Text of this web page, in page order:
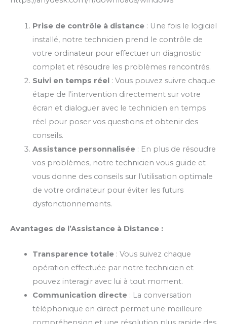
Prise de contrôle à distance: Une fois le logiciel
installé, notre technicien prend le contrôle de
votre ordinateur pour effectuer un diagnostic
complet et résoudre les problèmes rencontrés.
Suivi en temps réel: Vous pouvez suivre chaque
étape de l’intervention directement sur votre
écran et dialoguer avec le technicien en temps
réel pour poser vos questions et obtenir des
conseils.
Assistance personnalisée: En plus de résoudre
vos problèmes, notre technicien vous guide et
vous donne des conseils sur l’utilisation optimale
de votre ordinateur pour éviter les futurs
dysfonctionnements.
Avantages de l’Assistance à Distance :
Transparence totale: Vous suivez chaque
opération effectuée par notre technicien et
pouvez interagir avec lui à tout moment.
Communication directe: La conversation
téléphonique en direct permet une meilleure